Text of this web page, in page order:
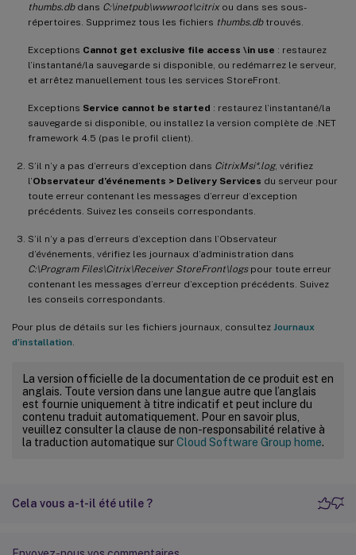
thumbs.dbdans C:\inetpub\wwwroot\citrix ou dans ses sous-
répertoires. Supprimez tous les fichiers thumbs.dbtrouvés.
Exceptions Cannot get exclusive file access \in use : restaurez
l’instantané/la sauvegarde si disponible, ou redémarrez le serveur,
et arrêtez manuellement tous les services StoreFront.
Exceptions Service cannot be started : restaurez l’instantané/la
sauvegarde si disponible, ou installez la version complète de .NET
framework 4.5 (pas le profil client).
S’il n’y a pas d’erreurs d’exception dans CitrixMsi*.log, vérifiez
l’Observateur d’événements > Delivery Services du serveur pour
toute erreur contenant les messages d’erreur d’exception
précédents. Suivez les conseils correspondants.
S’il n’y a pas d’erreurs d’exception dans l’Observateur
d’événements, vérifiez les journaux d’administration dans
C:\Program Files\Citrix\Receiver StoreFront\logspour toute erreur
contenant les messages d’erreur d’exception précédents. Suivez
les conseils correspondants.
Pour plus de détails sur les fichiers journaux, consultez Journaux
d’installation
La version officielle de la documentation de ce produit est en
anglais. Toute version dans une langue autre que l’anglais
est fournie uniquement à titre indicatif et peut inclure du
contenu traduit automatiquement. Pour en savoir plus,
veuillez consulter la clause de non-responsabilité relative à
la traduction automatique surCloud Software Group home.
Cela vous a-t-il été utile ?